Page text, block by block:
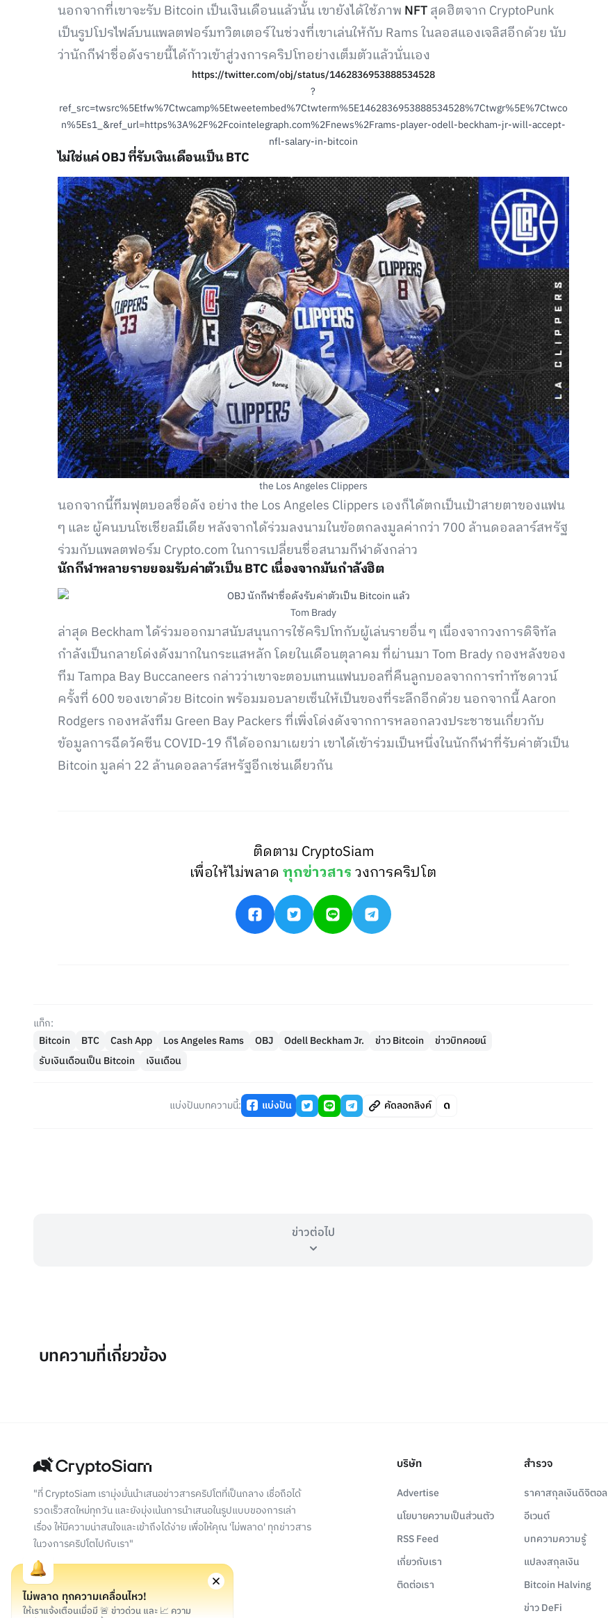
นอกจากที่เขาจะรับ Bitcoin เป็นเงินเดือนแล้วนั้น เขายังได้ใช้ภาพ NFTสุดฮิตจาก CryptoPunk
เป็นรูปโปรไฟล์บนแพลตฟอร์มทวิตเตอร์ในช่วงที่เขาเล่นให้กับ Rams ในลอสแองเจลิสอีกด้วย นับ
ว่านักกีฬาชื่อดังรายนี้ได้ก้าวเข้าสู่วงการคริปโทอย่างเต็มตัวแล้วนั่นเอง
https://twitter.com/obj/status/1462836953888534528
?
ref_src=twsrc%5Etfw%7Ctwcamp%5Etweetembed%7Ctwterm%5E1462836953888534528%7Ctwgr%5E%7Ctwco
n%5Es1_&ref_url=https%3A%2F%2Fcointelegraph.com%2Fnews%2Frams-player-odell-beckham-jr-will-accept-
nfl-salary-in-bitcoin
ไม่ใช่แค่ OBJ ที่รับเงินเดือนเป็น BTC
the Los Angeles Clippers
นอกจากนี้ทีมฟุตบอลชื่อดัง อย่าง the Los Angeles Clippers เองก็ได้ตกเป็นเป้าสายตาของแฟน
ๆ และ ผู้คนบนโซเชียลมีเดีย หลังจากได้ร่วมลงนามในข้อตกลงมูลค่ากว่า 700 ล้านดอลลาร์สหรัฐ
ร่วมกับแพลตฟอร์ม Crypto.com ในการเปลี่ยนชื่อสนามกีฬาดังกล่าว
นักกีฬาหลายรายยอมรับค่าตัวเป็น BTC เนื่องจากมันกำลังฮิต
Tom Brady
ล่าสุด Beckham ได้ร่วมออกมาสนับสนุนการใช้คริปโทกับผู้เล่นรายอื่น ๆ เนื่องจากวงการดิจิทัล
กำลังเป็นกลายโด่งดังมากในกระแสหลัก โดยในเดือนตุลาคม ที่ผ่านมา Tom Brady กองหลังของ
ทีม Tampa Bay Buccaneers กล่าวว่าเขาจะตอบแทนแฟนบอลที่คืนลูกบอลจากการทำทัชดาวน์
ครั้งที่ 600 ของเขาด้วย Bitcoin พร้อมมอบลายเซ็นให้เป็นของที่ระลึกอีกด้วย นอกจากนี้ Aaron
Rodgers กองหลังทีม Green Bay Packers ที่เพิ่งโด่งดังจากการหลอกลวงประชาชนเกี่ยวกับ
ข้อมูลการฉีดวัคซีน COVID-19 ก็ได้ออกมาเผยว่า เขาได้เข้าร่วมเป็นหนึ่งในนักกีฬาที่รับค่าตัวเป็น
Bitcoin มูลค่า 22 ล้านดอลลาร์สหรัฐอีกเช่นเดียวกัน
ติดตาม CryptoSiam
เพื่อให้ไม่พลาดทุกข่าวสารวงการคริปโต
แท็ก:
Bitcoin
BTC Cash App Los Angeles Rams OBJ Odell Beckham Jr. ข่าว Bitcoin
ข่าวบิทคอยน์
รับเงินเดือนเป็น Bitcoin
เงินเดือน
แบ่งปันบทความนี้: แบ่งปัน คัดลอกลิงค์
ข่าวต่อไป
บทความที่เกี่ยวข้อง
"ที่ CryptoSiam เรามุ่งมั่นนำเสนอข่าวสารคริปโตที่เป็นกลาง เชื่อถือได้
รวดเร็วสดใหม่ทุกวัน และยังมุ่งเน้นการนำเสนอในรูปแบบของการเล่า
เรื่อง ให้มีความน่าสนใจและเข้าถึงได้ง่าย เพื่อให้คุณ 'ไม่พลาด' ทุกข่าวสาร
ในวงการคริปโตไปกับเรา"
บริษัท
Advertise
นโยบายความเป็นส่วนตัว
RSS Feed
เกี่ยวกับเรา
ติดต่อเรา
สำรวจ
ราคาสกุลเงินดิจิตอล
อีเวนต์
บทความความรู้
แปลงสกุลเงิน
Bitcoin Halving
ข่าว DeFi
ไม่พลาด ทุกความเคลื่อนไหว!
ให้เราแจ้งเตือนเมื่อมี 🚨 ข่าวด่วน และ 📈 ความ